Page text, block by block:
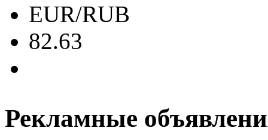
EUR/RUB
82.63
Рекламные